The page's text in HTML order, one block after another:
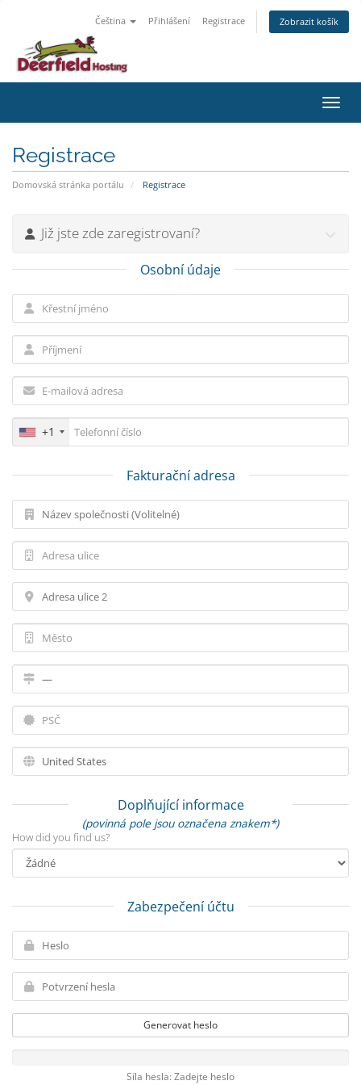
Čeština Přihlášení Registrace Zobrazit košík
Registrace
Domovská stránka portálu Registrace
Již jste zde zaregistrovaní?
Osobní údaje
+1
Fakturační adresa
Doplňující informace
(povinná pole jsou označena znakem*)
How did you find us?
Zabezpečení účtu
Generovat heslo
Síla hesla: Zadejte heslo